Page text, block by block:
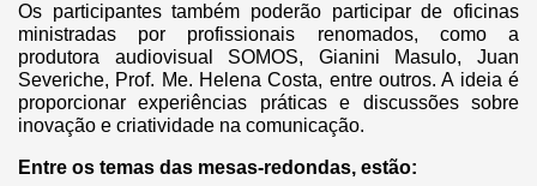
Os participantes também poderão participar de oficinas
ministradas por profissionais renomados, como a
produtora audiovisual SOMOS, Gianini Masulo, Juan
Severiche, Prof. Me. Helena Costa, entre outros. A ideia é
proporcionar experiências práticas e discussões sobre
inovação e criatividade na comunicação.
Entre os temas das mesas-redondas, estão: